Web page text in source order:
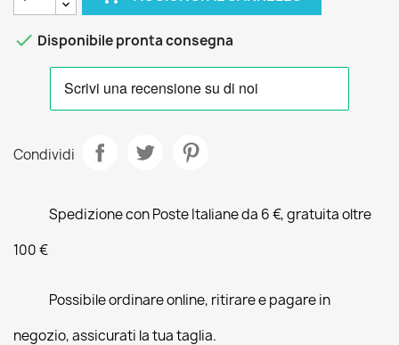
 Disponibile pronta consegna
Condividi
Spedizione con Poste Italiane da 6 €, gratuita oltre
100 €
Possibile ordinare online, ritirare e pagare in
negozio, assicurati la tua taglia.